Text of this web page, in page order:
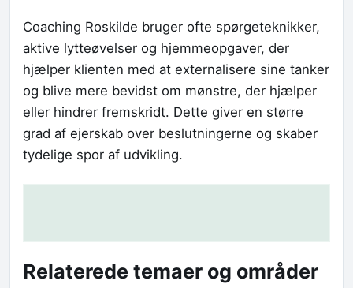
Coaching Roskilde bruger ofte spørgeteknikker,
aktive lytteøvelser og hjemmeopgaver, der
hjælper klienten med at externalisere sine tanker
og blive mere bevidst om mønstre, der hjælper
eller hindrer fremskridt. Dette giver en større
grad af ejerskab over beslutningerne og skaber
tydelige spor af udvikling.
Relaterede temaer og områder